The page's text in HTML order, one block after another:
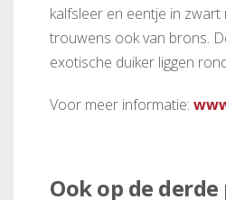
kalfsleer en eentje in zwart
trouwens ook van brons.
exotische duiker liggen
Voor meer informatie:
Ook op de derde